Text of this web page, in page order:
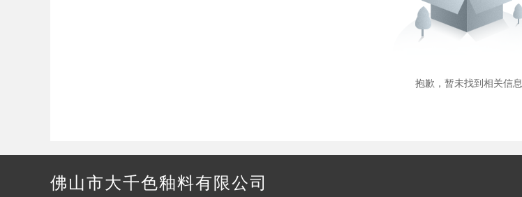
抱歉，暂未找到相关信息
佛山市大千色釉料有限公司